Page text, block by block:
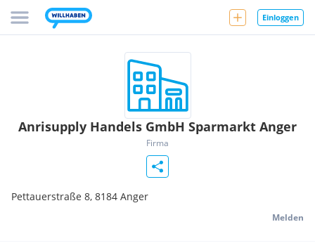
Einloggen
Anrisupply Handels GmbH Sparmarkt Anger
Firma
Pettauerstraße 8, 8184 Anger
Melden